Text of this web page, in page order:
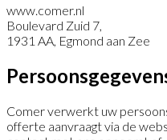
www.comer.nl
Boulevard Zuid 7,
1931 AA, Egmond aan Zee
Comer verwerkt uw
offerte aanvraagt via de